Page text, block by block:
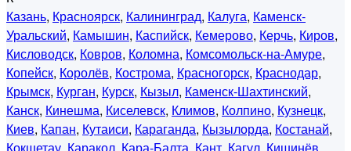
Казань, Красноярск, Калининград, Калуга, Каменск-
Уральский, Камышин, Каспийск, Кемерово, Керчь, Киров,
Кисловодск, Ковров, Коломна, Комсомольск-на-Амуре,
Копейск, Королёв, Кострома, Красногорск, Краснодар,
Крымск, Курган, Курск, Кызыл, Каменск-Шахтинский,
Канск, Кинешма, Киселевск, Климов, Колпино, Кузнецк,
Киев, Капан, Кутаиси, Караганда, Кызылорда, Костанай,